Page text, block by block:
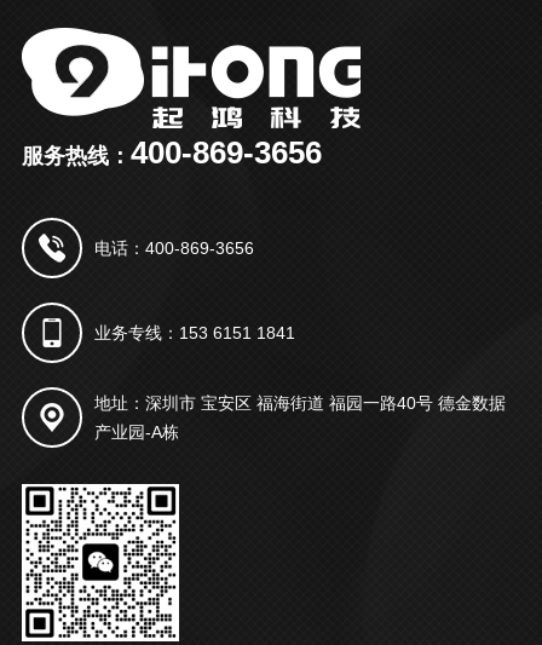
服务热线： 400-869-3656
电话：400-869-3656
业务专线：153 6151 1841
地址：深圳市 宝安区 福海街道 福园一路40号 德金数据
产业园-A栋